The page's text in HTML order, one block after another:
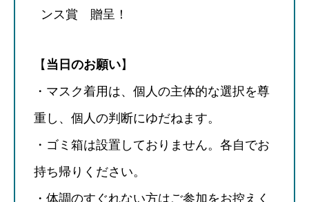
ンス賞 贈呈！
【 当日のお願い】
・マスク着用は、個人の主体的な選択を尊
重し、個人の判断にゆだねます。
・ゴミ箱は設置しておりません。各自でお
持ち帰りください。
・体調のすぐれない方はご参加をお控えく